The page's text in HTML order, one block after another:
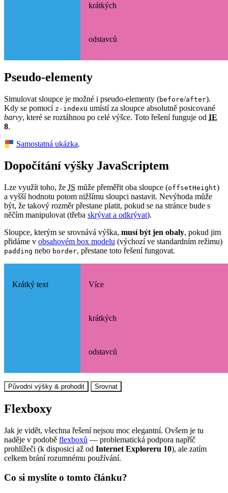
krátkých
odstavců
Pseudo-elementy
Simulovat sloupce je možné i pseudo-elementy (before/after).
Kdy se pomocí z-indexu umístí za sloupce absolutně posicované
barvy, které se roztáhnou po celé výšce. Toto řešení funguje od IE
8.
Samostatná ukázka.
Dopočítání výšky JavaScriptem
Lze využít toho, že JS může přeměřit oba sloupce (offsetHeight)
a vyšší hodnotu potom nižšímu sloupci nastavit. Nevýhoda může
být, že takový rozměr přestane platit, pokud se na stránce bude s
něčím manipulovat (třeba skrývat a odkrývat).
Sloupce, kterým se srovnává výška, musí být jen obaly, pokud jim
přidáme v obsahovém box modelu (výchozí ve standardním režimu)
padding nebo border, přestane toto řešení fungovat.
Krátký text Více
krátkých
odstavců
Původní výšky & prohodit Srovnat
Flexboxy
Jak je vidět, všechna řešení nejsou moc elegantní. Ovšem je tu
naděje v podobě flexboxů — problematická podpora napříč
prohlížeči (k disposici až od Internet Exploreru 10), ale zatím
celkem brání rozumnému používání.
Co si myslíte o tomto článku?